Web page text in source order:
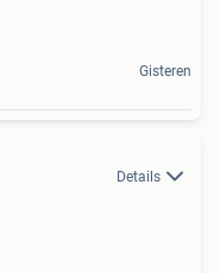
Gisteren
Details